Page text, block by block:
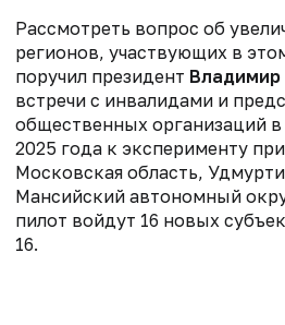
Рассмотреть вопрос об
регионов, участвующих в
поручил президент Владимир
встречи с инвалидами и
общественных организаций в
2025 года к эксперименту
Московская область,
Мансийский автономный
пилот войдут 16 новых
16.